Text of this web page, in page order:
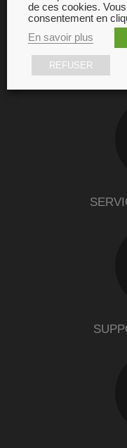
de ces cookies.
consentement en
En savoir plus
REFUSER